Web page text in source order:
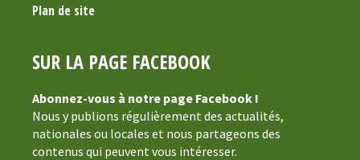
Plan de site
SUR LA PAGE FACEBOOK
Abonnez-vous à notre page Facebook !
Nous y publions régulièrement des actualités,
nationales ou locales et nous partageons des
contenus qui peuvent vous intéresser.